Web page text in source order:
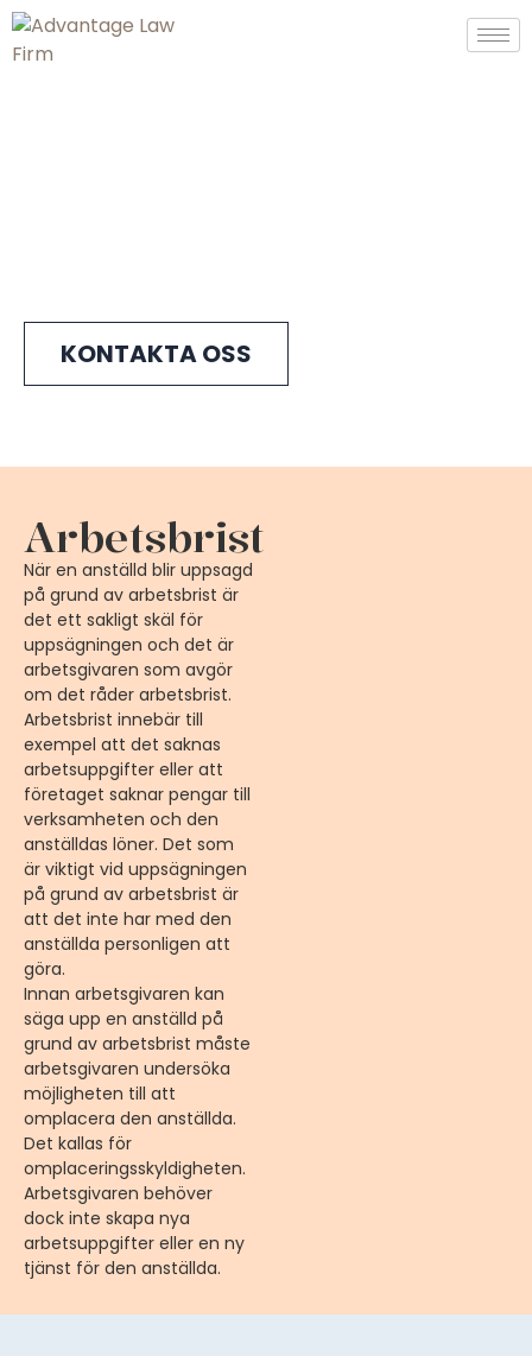
KONTAKTA OSS
Arbetsbrist
När en anställd blir uppsagd
på grund av arbetsbrist är
det ett sakligt skäl för
uppsägningen och det är
arbetsgivaren som avgör
om det råder arbetsbrist.
Arbetsbrist innebär till
exempel att det saknas
arbetsuppgifter eller att
företaget saknar pengar till
verksamheten och den
anställdas löner. Det som
är viktigt vid uppsägningen
på grund av arbetsbrist är
att det inte har med den
anställda personligen att
göra.
Innan arbetsgivaren kan
säga upp en anställd på
grund av arbetsbrist måste
arbetsgivaren undersöka
möjligheten till att
omplacera den anställda.
Det kallas för
omplaceringsskyldigheten.
Arbetsgivaren behöver
dock inte skapa nya
arbetsuppgifter eller en ny
tjänst för den anställda.